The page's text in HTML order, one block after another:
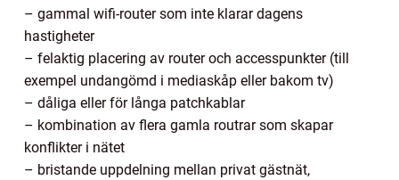
– gammal wifi-router som inte klarar dagens
hastigheter
– felaktig placering av router och accesspunkter (till
exempel undangömd i mediaskåp eller bakom tv)
– dåliga eller för långa patchkablar
– kombination av flera gamla routrar som skapar
konflikter i nätet
– bristande uppdelning mellan privat gästnät,